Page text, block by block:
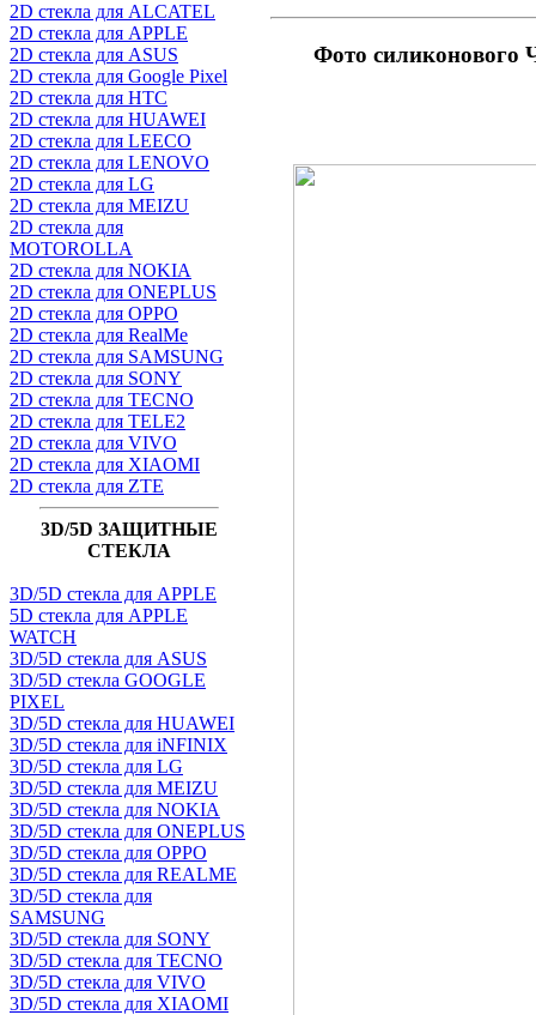
2D стекла для ALCATEL
2D стекла для APPLE
2D стекла для ASUS
2D стекла для Google Pixel
2D стекла для HTC
2D стекла для HUAWEI
2D стекла для LEECO
2D стекла для LENOVO
2D стекла для LG
2D стекла для MEIZU
2D стекла для
MOTOROLLA
2D стекла для NOKIA
2D стекла для ONEPLUS
2D стекла для OPPO
2D стекла для RealMe
2D стекла для SAMSUNG
2D стекла для SONY
2D стекла для TECNO
2D стекла для TELE2
2D стекла для VIVO
2D стекла для XIAOMI
2D стекла для ZTE
3D/5D ЗАЩИТНЫЕ
СТЕКЛА
3D/5D стекла для APPLE
5D стекла для APPLE
WATCH
3D/5D стекла для ASUS
3D/5D стекла GOOGLE
PIXEL
3D/5D стекла для HUAWEI
3D/5D стекла для iNFINIX
3D/5D стекла для LG
3D/5D стекла для MEIZU
3D/5D стекла для NOKIA
3D/5D стекла для ONEPLUS
3D/5D стекла для OPPO
3D/5D стекла для REALME
3D/5D стекла для
SAMSUNG
3D/5D стекла для SONY
3D/5D стекла для TECNO
3D/5D стекла для VIVO
3D/5D стекла для XIAOMI
Фото